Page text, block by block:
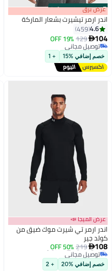
00m:00s
·
100% Left عرض برق
اندر ارمر تيشيرت بشعار الماركة
4.6
459
104
129
19% OFF
توصيل مجاني
توصيل مجاني
خصم إضافي %15 + 1
عرض الميجا 📣
اندر ارمر تي شيرت موك ضيق من
كولد جير
108
219
50% OFF
أقل سعر في 30 يوم
توصيل مجاني
أقل سعر في 30 يوم
خصم إضافي %20 + 2